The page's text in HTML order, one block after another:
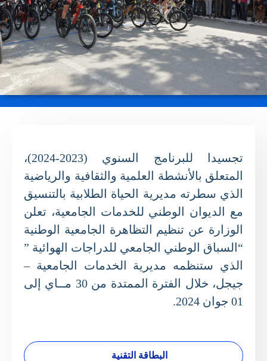
تجسيدا للبرنامج السنوي (2023-2024)،
المتعلق بالأنشطة العلمية والثقافية والرياضية
الذي سطرته مديرية الحياة الطلابية بالتنسيق
مع الديوان الوطني للخدمات الجامعية، تعلن
الوزارة عن تنظيم التظاهرة الجامعية الوطنية
“السباق الوطني الجامعي للدراجات الهوائية ”
الذي ستنظمه مديرية الخدمات الجامعية –
جيجل، خلال الفترة الممتدة من 30 مــاي إلى
01 جوان 2024.
البطاقة التقنية